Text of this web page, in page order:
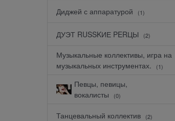
Диджей с аппаратурой (1)
ДУЭТ RUSSKИЕ PERЦЫ (2)
Музыкальные коллективы, игра на
музыкальных инструментах.
(1)
Певцы, певицы,
вокалисты
(0)
Танцевальный коллектив (2)